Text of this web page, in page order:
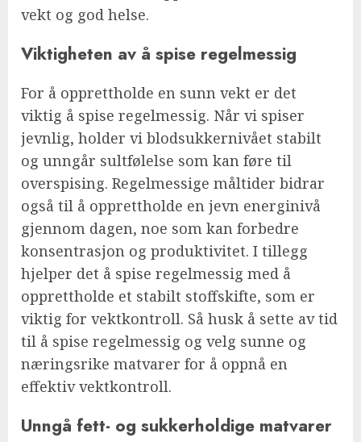
vekt og god helse.
Viktigheten av å spise regelmessig
For å opprettholde en sunn vekt er det
viktig å spise regelmessig. Når vi spiser
jevnlig, holder vi blodsukkernivået stabilt
og unngår sultfølelse som kan føre til
overspising. Regelmessige måltider bidrar
også til å opprettholde en jevn energinivå
gjennom dagen, noe som kan forbedre
konsentrasjon og produktivitet. I tillegg
hjelper det å spise regelmessig med å
opprettholde et stabilt stoffskifte, som er
viktig for vektkontroll. Så husk å sette av tid
til å spise regelmessig og velg sunne og
næringsrike matvarer for å oppnå en
effektiv vektkontroll.
Unngå fett- og sukkerholdige matvarer